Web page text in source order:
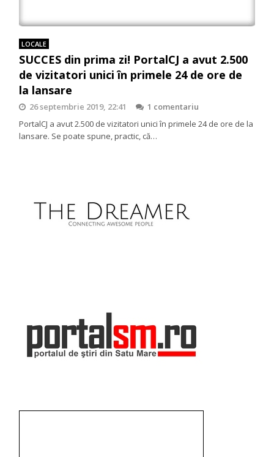
LOCALE
SUCCES din prima zi! PortalCJ a avut 2.500
de vizitatori unici în primele 24 de ore de
la lansare
26 septembrie 2019, 22:41
1 comentariu
PortalCJ a avut 2.500 de vizitatori unici în primele 24 de ore de la
lansare. Se poate spune, practic, că…